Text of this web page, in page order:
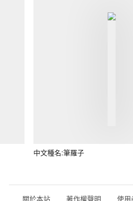
中文種名:筆羅子
關於本站 著作權聲明 使用